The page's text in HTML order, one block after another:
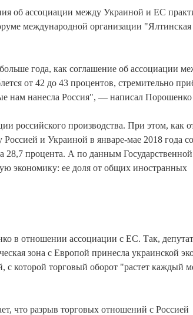
об ассоциации между Украиной и ЕС
международной организации "Ялтинская
года, как соглашение об ассоциации
от 42 до 43 процентов, стремительно
нам нанесла Россия", — написал
российского производства. При этом, как
и Украиной в январе-мае 2018 года
28,7 процента. А по данным
экономику: ее доля от общих иностранных
в отношении ассоциации с ЕС. Так, депутат
зона с Европой принесла украинской
которой торговый оборот "растет каждый
что разрыв торговых отношений с Россией